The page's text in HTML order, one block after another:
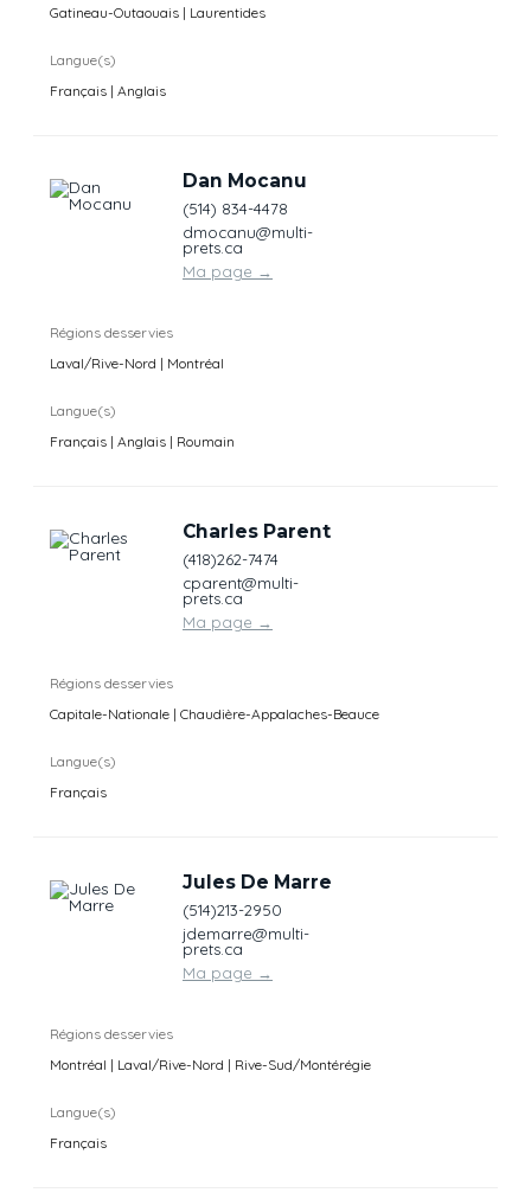
Gatineau-Outaouais | Laurentides
Langue(s)
Français | Anglais
Dan Mocanu
(514) 834-4478
dmocanu@multi-
prets.ca
Ma page →
Régions desservies
Laval/Rive-Nord | Montréal
Langue(s)
Français | Anglais | Roumain
Charles Parent
(418)262-7474
cparent@multi-
prets.ca
Ma page →
Régions desservies
Capitale-Nationale | Chaudière-Appalaches-Beauce
Langue(s)
Français
Jules De Marre
(514)213-2950
jdemarre@multi-
prets.ca
Ma page →
Régions desservies
Montréal | Laval/Rive-Nord | Rive-Sud/Montérégie
Langue(s)
Français